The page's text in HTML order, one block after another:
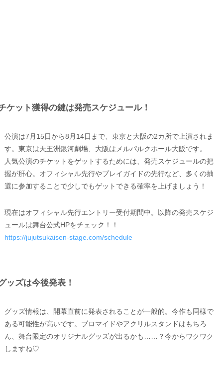
ケット獲得の鍵は発売スケジュール！
公演は7月15日から8月14日まで、東京と大阪の2カ所で上演されま
す。東京は天王洲銀河劇場、大阪はメルパルクホール大阪です。
人気公演のチケットをゲットするためには、発売スケジュールの把
握が肝心。オフィシャル先行やプレイガイドの先行など、多くの抽
選に参加することで少しでもゲットできる確率を上げましょう！
現在はオフィシャル先行エントリー受付期間中。以降の発売スケジ
ュールは舞台公式HPをチェック！！
https://jujutsukaisen-stage.com/schedule
ッズは今後発表！
グッズ情報は、開幕直前に発表されることが一般的。今作も同様で
ある可能性が高いです。ブロマイドやアクリルスタンドはもちろ
ん、舞台限定のオリジナルグッズが出るかも……？今からワクワク
しますね♡